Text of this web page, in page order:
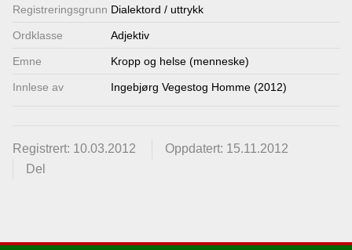
Registrerings­grunn Dialektord / uttrykk
Ordklasse Adjektiv
Emne Kropp og helse (menneske)
Innlese av Ingebjørg Vegestog Homme (2012)
Registrert: 10.03.2012
Oppdatert: 15.11.2012
Del